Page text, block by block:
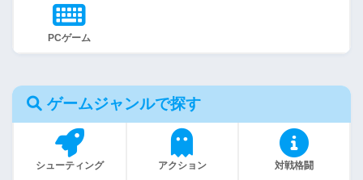
PCゲーム
ゲームジャンルで探す
シューティング アクション 対戦格闘